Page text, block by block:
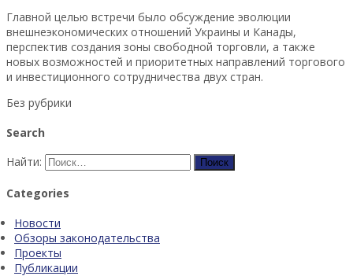
Главной целью встречи было обсуждение эволюции
внешнеэкономических отношений Украины и Канады,
перспектив создания зоны свободной торговли, а также
новых возможностей и приоритетных направлений торгового
и инвестиционного сотрудничества двух стран.
Без рубрики
Search
Найти:
Categories
Новости
Обзоры законодательства
Проекты
Публикации